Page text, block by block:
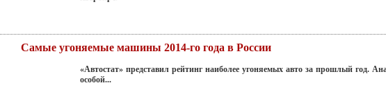
Самые угоняемые машины 2014-го года в России
«Автостат» представил рейтинг наиболее угоняемых авто за прошлый год.
особой...